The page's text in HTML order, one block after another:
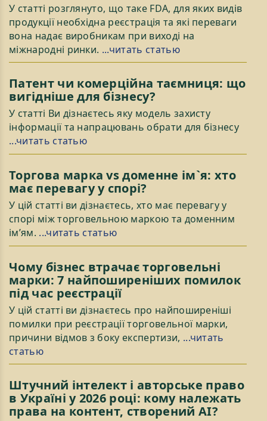
У статті розглянуто, що таке FDA, для яких видів
продукції необхідна реєстрація та які переваги
вона надає виробникам при виході на
міжнародні ринки. ...читать статью
Патент чи комерційна таємниця: що
вигідніше для бізнесу?
У статті Ви дізнаєтесь яку модель захисту
інформації та напрацювань обрати для бізнесу
...читать статью
Торгова марка vs доменне ім`я: хто
має перевагу у спорі?
У цій статті ви дізнаєтесь, хто має перевагу у
спорі між торговельною маркою та доменним
ім’ям. ...читать статью
Чому бізнес втрачає торговельні
марки: 7 найпоширеніших помилок
під час реєстрації
У цій статті ви дізнаєтесь про найпоширеніші
помилки при реєстрації торговельної марки,
причини відмов з боку експертизи, ...читать
статью
Штучний інтелект і авторське право
в Україні у 2026 році: кому належать
права на контент, створений AI?